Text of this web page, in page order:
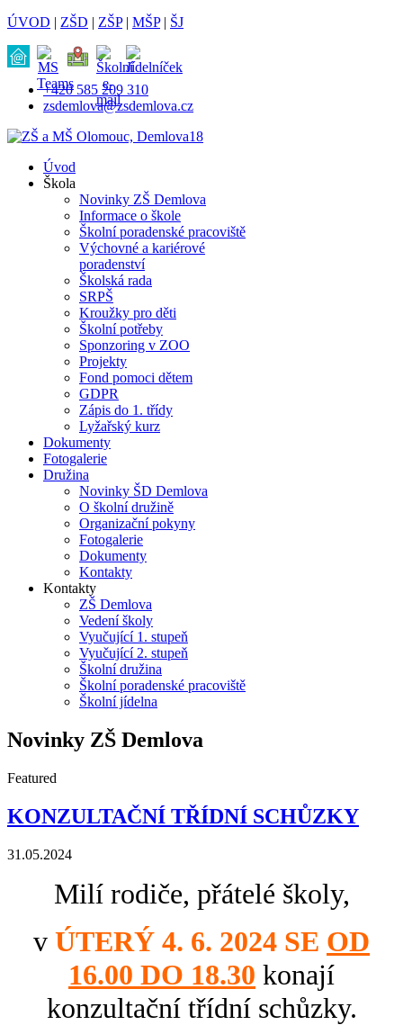
ÚVOD | ZŠD | ZŠP| MŠP| ŠJ
+420 585 209 310
zsdemlova@zsdemlova.cz
Úvod
Škola
Novinky ZŠ Demlova
Informace o škole
Školní poradenské pracoviště
Výchovné a kariérové
poradenství
Školská rada
SRPŠ
Kroužky pro děti
Školní potřeby
Sponzoring v ZOO
Projekty
Fond pomoci dětem
GDPR
Zápis do 1. třídy
Lyžařský kurz
Dokumenty
Fotogalerie
Družina
Novinky ŠD Demlova
O školní družině
Organizační pokyny
Fotogalerie
Dokumenty
Kontakty
Kontakty
ZŠ Demlova
Vedení školy
Vyučující 1. stupeň
Vyučující 2. stupeň
Školní družina
Školní poradenské pracoviště
Školní jídelna
Novinky ZŠ Demlova
Featured
KONZULTAČNÍ TŘÍDNÍ SCHŮZKY
31.05.2024
Milí rodiče, přátelé školy,
v ÚTERÝ 4. 6. 2024 SE OD
16.00 DO 18.30 konají
konzultační třídní schůzky.